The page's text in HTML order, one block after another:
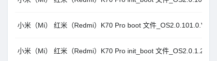
小米（Mi） 红米（Redmi）K70 Pro boot 文件
小米（Mi） 红米（Redmi）K70 Pro init_boot 文件